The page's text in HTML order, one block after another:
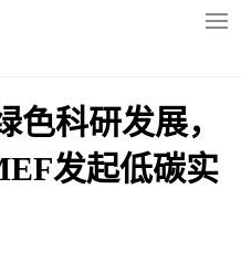
色科研发展，
发起低碳实